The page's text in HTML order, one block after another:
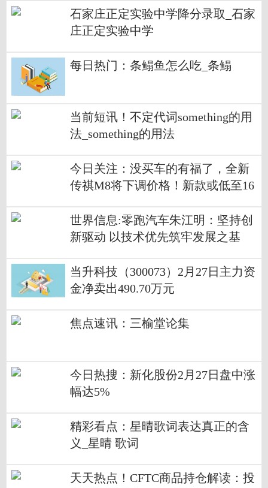
石家庄正定实验中学降分录取_石家
庄正定实验中学
每日热门：条鳎鱼怎么吃_条鳎
当前短讯！不定代词something的用
法_something的用法
今日关注：没买车的有福了，全新
传祺M8将下调价格！新款或低至16
世界信息:零跑汽车朱江明：坚持创
新驱动 以技术优先筑牢发展之基
当升科技（300073）2月27日主力资
金净卖出490.70万元
焦点速讯：三榆堂论集
今日热搜：新化股份2月27日盘中涨
幅达5%
精彩看点：星晴歌词表达真正的含
义_星晴 歌词
天天热点！CFTC商品持仓解读：投